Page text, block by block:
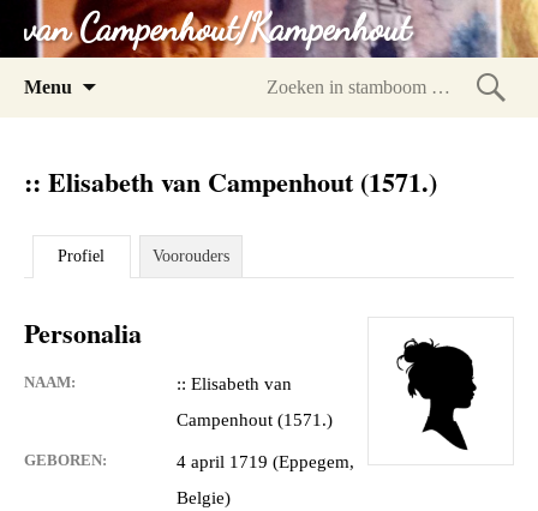
van Campenhout/Kampenhout
Menu
:: Elisabeth van Campenhout (1571.)
Profiel Voorouders
Personalia
NAAM:
:: Elisabeth van
Campenhout (1571.)
GEBOREN:
4 april 1719 (Eppegem,
Belgie)